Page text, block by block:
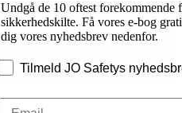
Undgå de 10 oftest forekommende
sikkerhedskilte. Få vores e-bog
dig vores nyhedsbrev nedenfor.
Tilmeld JO Safetys